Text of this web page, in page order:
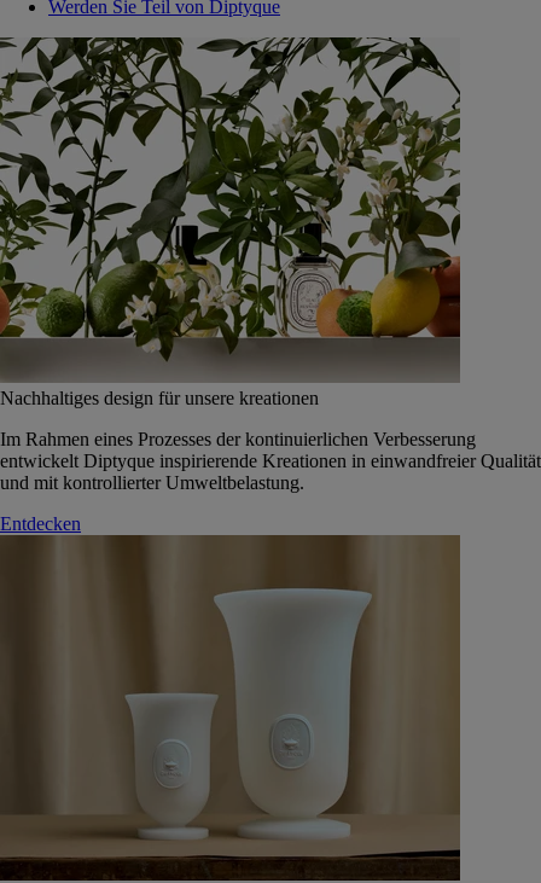
Werden Sie Teil von Diptyque
Nachhaltiges design für unsere kreationen
Im Rahmen eines Prozesses der kontinuierlichen Verbesserung
entwickelt Diptyque inspirierende Kreationen in einwandfreier Qualität
und mit kontrollierter Umweltbelastung.
Entdecken